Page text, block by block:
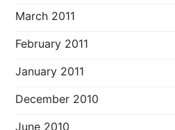
March 2011
February 2011
January 2011
December 2010
June 2010